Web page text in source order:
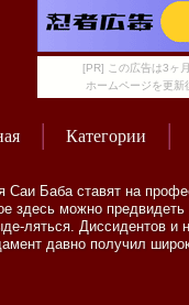
[PR] この広告は3ヶ
ホームページを更
Категории
Саи Баба ставят на
здесь можно
ляться. Диссидентов и
давно получил